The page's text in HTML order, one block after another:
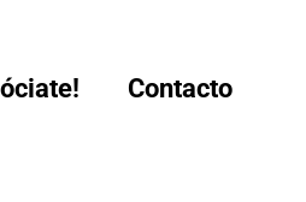
Contacto